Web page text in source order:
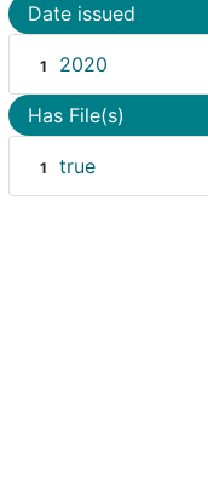
Date issued
1 2020
Has File(s)
1 true